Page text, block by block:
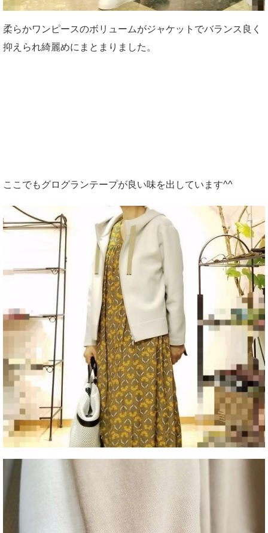
柔らかワンピースのボリュームがジャケットでバランス良く
抑えられ綺麗めにまとまりました。
ここでもグログランテープが良い味を出しています^^